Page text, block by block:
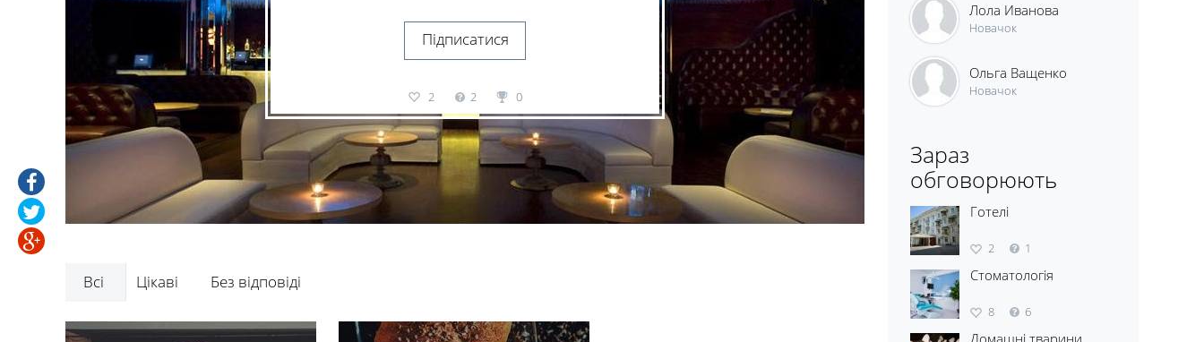
Підписатися
2 2 0
Всі Цікаві Без відповіді
Лола Иванова
Новачок
Ольга Ващенко
Новачок
Зараз
обговорюють
Готелі
2 1
Стоматологія
8 6
Домашні тварини